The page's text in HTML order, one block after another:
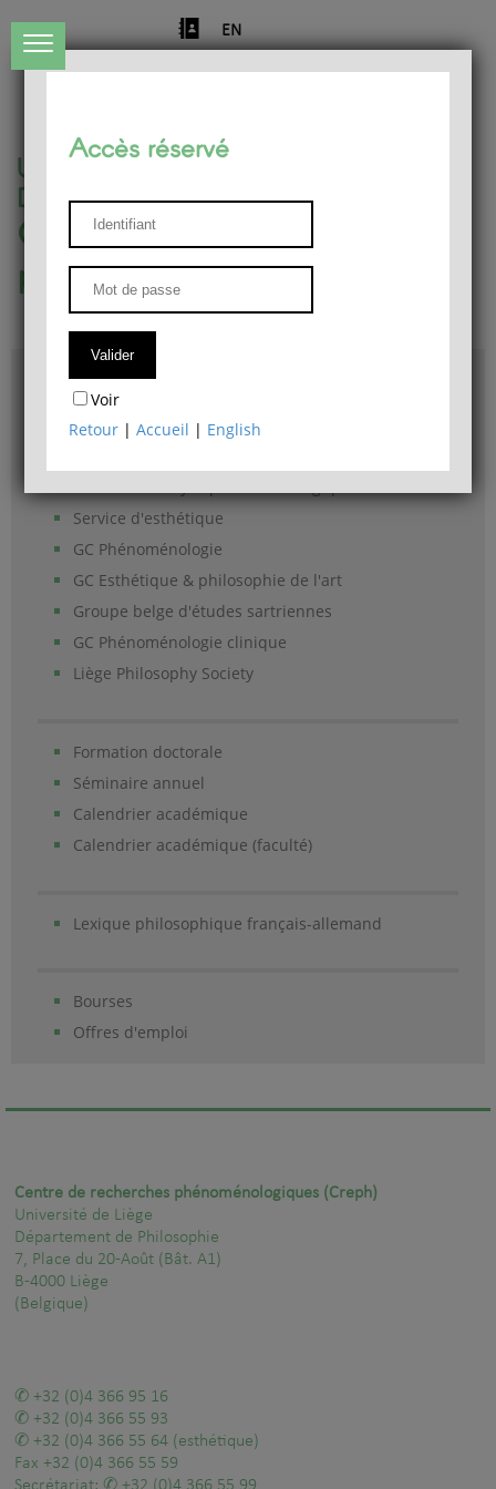
EN
Université de Liège
Département de philosophie
Centre de recherches
phénoménologiques
Accès & plans
Bibliothèque du Département de philosophie
Service d'esthétique
GC Phénoménologie
GC Esthétique & philosophie de l'art
Groupe belge d'études sartriennes
GC Phénoménologie clinique
Liège Philosophy Society
Formation doctorale
Séminaire annuel
Calendrier académique
Calendrier académique (faculté)
Lexique philosophique français-allemand
Bourses
Offres d'emploi
Accès réservé
Voir
Retour |Accueil | English
Centre de recherches phénoménologiques (Creph)
Université de Liège
Département de Philosophie
7, Place du 20-Août (Bât. A1)
B-4000 Liège
(Belgique)
+32 (0)4 366 95 16
+32 (0)4 366 55 93
+32 (0)4 366 55 64 (esthétique)
Fax +32 (0)4 366 55 59